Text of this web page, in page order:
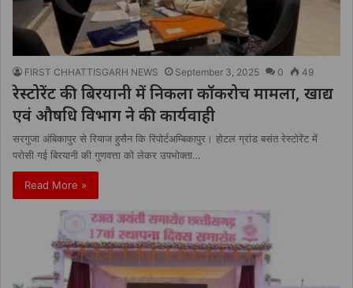
FIRST CHHATTISGARH NEWS September 3, 2025 0 49
रेस्टोरेंट की बिरयानी में निकला कॉकरोच मामला, खाद्य
एवं औषधि विभाग ने की कार्यवाही
सरगुजा अंबिकापुर से रियाज हुसैन कि रिपोर्टअम्बिकापुर। होटल ग्रांड बसंत रेस्टोरेंट में
परोसी गई बिरयानी की गुणवत्ता को लेकर उपभोक्ता…
Read More »